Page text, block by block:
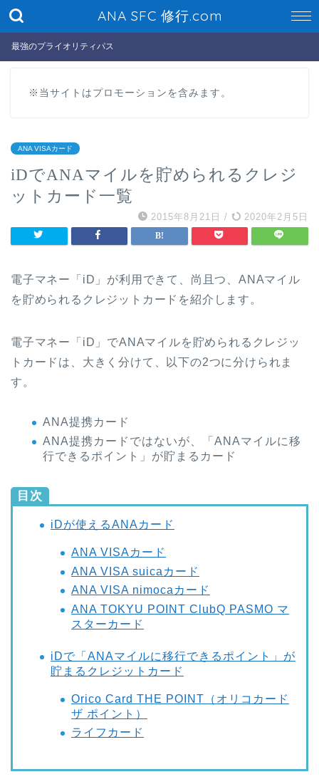
ANA SFC 修行.com
最強のプライオリティパス
※当サイトはプロモーションを含みます。
ANA VISAカード
iDでANAマイルを貯められるクレジ
ットカード一覧
2015年8月21日 / 2020年2月5日
電子マネー「iD」が利用できて、尚且つ、ANAマイル
を貯められるクレジットカードを紹介します。
電子マネー「iD」でANAマイルを貯められるクレジッ
トカードは、大きく分けて、以下の2つに分けられま
す。
ANA提携カード
ANA提携カードではないが、「ANAマイルに移
行できるポイント」が貯まるカード
目次
iDが使えるANAカード
ANA VISAカード
ANA VISA suicaカード
ANA VISA nimocaカード
ANA TOKYU POINT ClubQ PASMO マ
スターカード
iDで「ANAマイルに移行できるポイント」が
貯まるクレジットカード
Orico Card THE POINT（オリコカード
ザ ポイント）
ライフカード